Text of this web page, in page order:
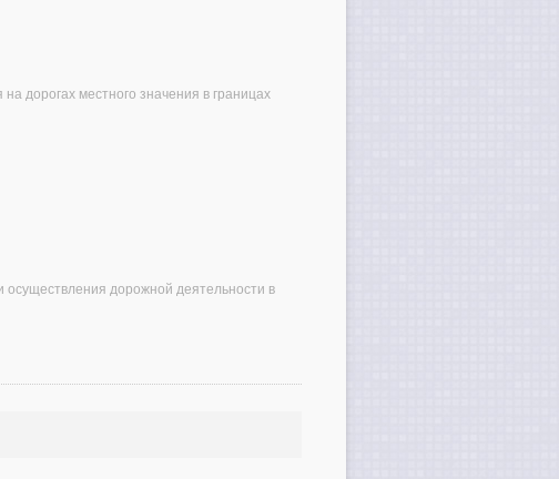
дорогах местного значения в границах
дорожной деятельности в